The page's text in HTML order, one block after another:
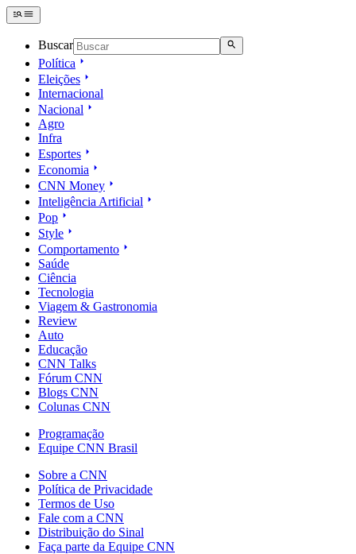
Buscar
Política
Eleições
Internacional
Nacional
Agro
Infra
Esportes
Economia
CNN Money
Inteligência Artificial
Pop
Style
Comportamento
Saúde
Ciência
Tecnologia
Viagem & Gastronomia
Review
Auto
Educação
CNN Talks
Fórum CNN
Blogs CNN
Colunas CNN
Programação
Equipe CNN Brasil
Sobre a CNN
Política de Privacidade
Termos de Uso
Fale com a CNN
Distribuição do Sinal
Faça parte da Equipe CNN